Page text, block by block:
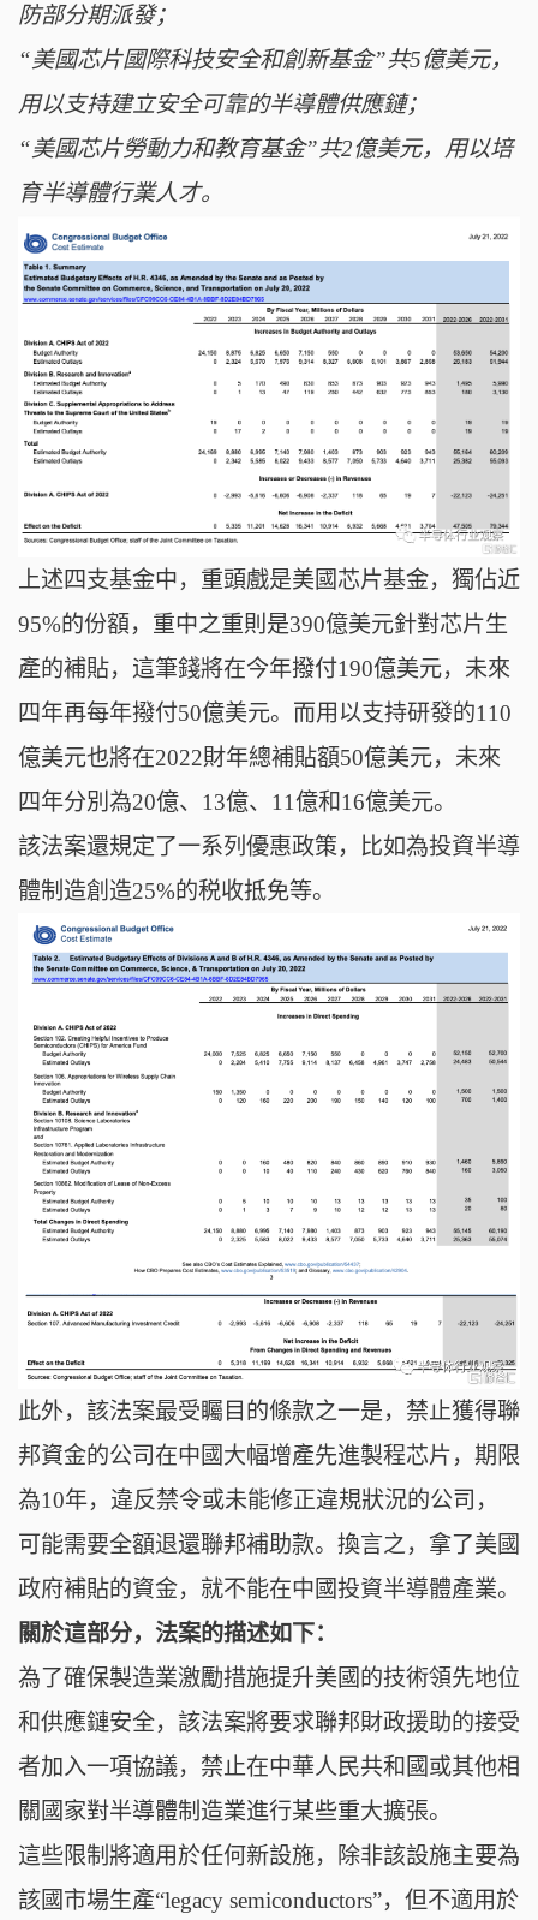
防部分期派發；
“美國芯片國際科技安全和創新基金”共5億美元，
用以支持建立安全可靠的半導體供應鏈；
“美國芯片勞動力和教育基金”共2億美元，用以培
育半導體行業人才。
上述四支基金中，重頭戲是美國芯片基金，獨佔近
95%的份額，重中之重則是390億美元針對芯片生
產的補貼，這筆錢將在今年撥付190億美元，未來
四年再每年撥付50億美元。而用以支持研發的110
億美元也將在2022財年總補貼額50億美元，未來
四年分別為20億、13億、11億和16億美元。
該法案還規定了一系列優惠政策，比如為投資半導
體制造創造25%的税收抵免等。
此外，該法案最受矚目的條款之一是，禁止獲得聯
邦資金的公司在中國大幅增產先進製程芯片，期限
為10年，違反禁令或未能修正違規狀況的公司，
可能需要全額退還聯邦補助款。換言之，拿了美國
政府補貼的資金，就不能在中國投資半導體產業。
關於這部分，法案的描述如下：
為了確保製造業激勵措施提升美國的技術領先地位
和供應鏈安全，該法案將要求聯邦財政援助的接受
者加入一項協議，禁止在中華人民共和國或其他相
關國家對半導體制造業進行某些重大擴張。
這些限制將適用於任何新設施，除非該設施主要為
該國市場生產“legacy semiconductors”，但不適用於